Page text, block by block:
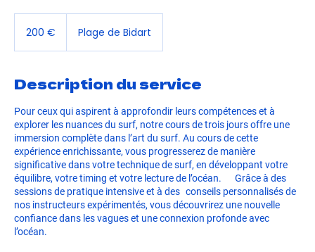
200 € Plage de Bidart
Description du service
Pour ceux qui aspirent à approfondir leurs compétences et à
explorer les nuances du surf, notre cours de trois jours offre une
immersion complète dans l’art du surf. Au cours de cette
expérience enrichissante, vous progresserez de manière
significative dans votre technique de surf, en développant votre
équilibre, votre timing et votre lecture de l’océan. Grâce à des
sessions de pratique intensive et à des conseils personnalisés de
nos instructeurs expérimentés, vous découvrirez une nouvelle
confiance dans les vagues et une connexion profonde avec
l’océan.